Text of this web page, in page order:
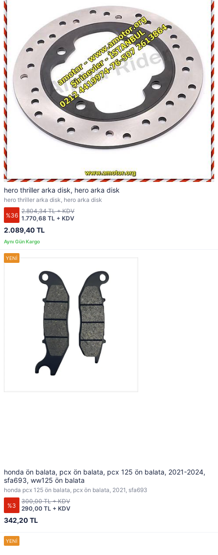
hero thriller arka disk, hero arka disk
hero thriller arka disk, hero arka disk
%36
2.089,40 TL
1.770,68 TL + KDV
2.804,34 TL + KDV
honda ön balata, pcx ön balata, pcx 125 ön balata, 2021-2024,
sfa693, ww125 ön balata
honda pcx 125 ön balata, pcx ön balata, 2021, sfa693
%3
342,20 TL
290,00 TL + KDV
300,00 TL + KDV